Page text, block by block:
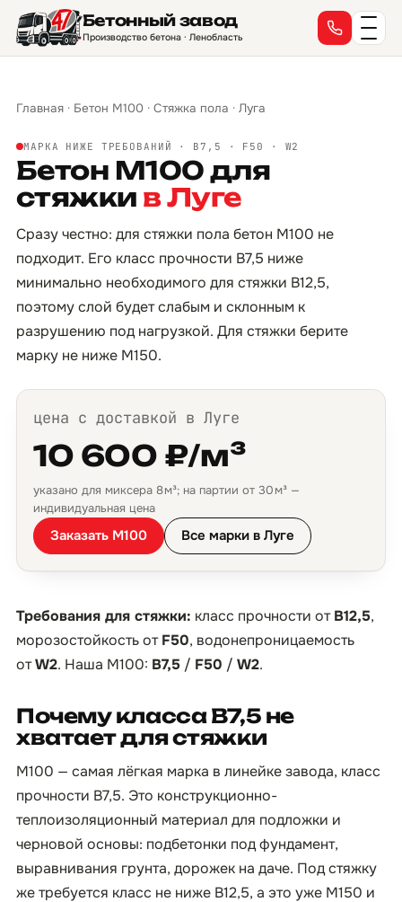
Бетонный завод
Производство бетона · Ленобласть
Главная · Бетон М100 · Стяжка пола · Луга
МАРКА НИЖЕ ТРЕБОВАНИЙ · B7,5 · F50 · W2
Бетон М100 для
стяжки в Луге
Сразу честно: для стяжки пола бетон М100 не
подходит. Его класс прочности B7,5 ниже
минимально необходимого для стяжки B12,5,
поэтому слой будет слабым и склонным к
разрушению под нагрузкой. Для стяжки берите
марку не ниже М150.
цена с доставкой в Луге
10 600 ₽/м³
указано для миксера 8 м³; на партии от 30 м³ —
индивидуальная цена
Заказать М100 Все марки в Луге
Требования для стяжки: класс прочности отB12,5,
морозостойкость отF50, водонепроницаемость
отW2. Наша М100: B7,5 / F50 / W2.
Почему класса B7,5 не
хватает для стяжки
М100 — самая лёгкая марка в линейке завода, класс
прочности B7,5. Это конструкционно-
теплоизоляционный материал для подложки и
черновой основы: подбетонки под фундамент,
выравнивания грунта, дорожек на даче. Под стяжку
же требуется класс не ниже B12,5, а это уже М150 и